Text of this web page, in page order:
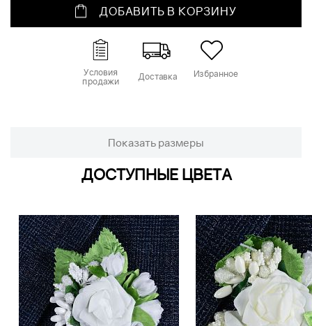
ДОБАВИТЬ В КОРЗИНУ
Условия
продажи
Доставка Избранное
Показать размеры
ДОСТУПНЫЕ ЦВЕТА